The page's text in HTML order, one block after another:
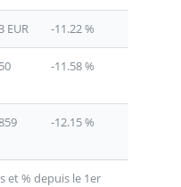
EUR -11.22 %
-11.58 %
-12.15 %
et % depuis le 1er